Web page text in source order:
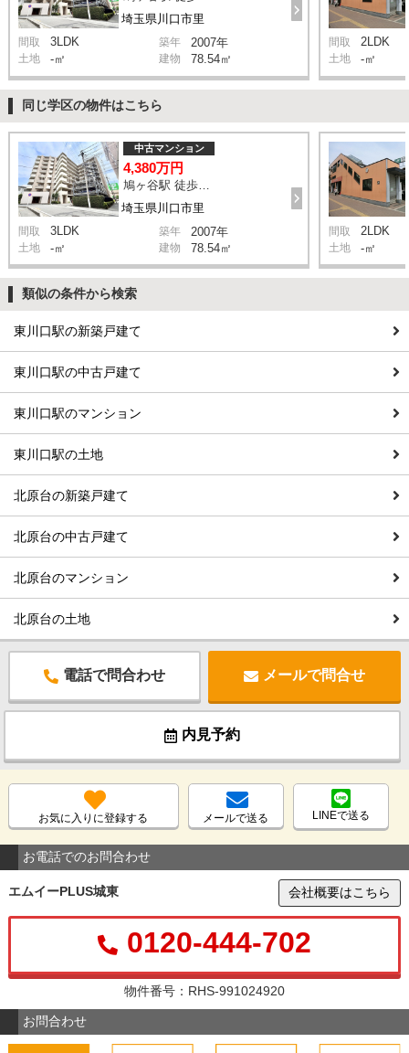
埼玉県川口市里
間取 3LDK 築年 2007年
土地 -㎡ 建物 78.54㎡
間取 2LDK
土地 -㎡
同じ学区の物件はこちら
埼玉県川口市里
中古マンション
4,380万円
間取 3LDK 築年 2007年
土地 -㎡ 建物 78.54㎡
間取 2LDK
土地 -㎡
類似の条件から検索
東川口駅の新築戸建て
東川口駅の中古戸建て
東川口駅のマンション
東川口駅の土地
北原台の新築戸建て
北原台の中古戸建て
北原台のマンション
北原台の土地
電話で問合わせ メールで問合せ
内見予約
お気に入りに登録する メールで送る LINEで送る
お電話でのお問合わせ
エムイーPLUS城東 会社概要はこちら
0120-444-702
物件番号：RHS-991024920
お問合わせ